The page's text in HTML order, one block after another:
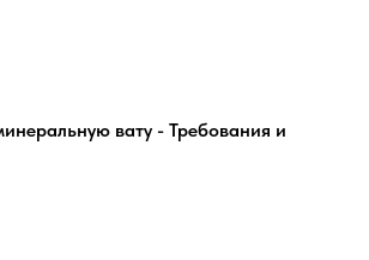
вату - Требования и